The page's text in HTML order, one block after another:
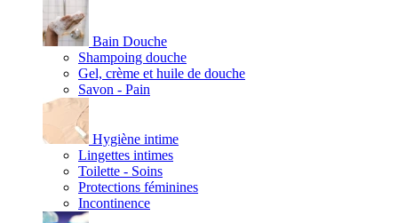
Bain Douche
Shampoing douche
Gel, crème et huile de douche
Savon - Pain
Hygiène intime
Lingettes intimes
Toilette - Soins
Protections féminines
Incontinence